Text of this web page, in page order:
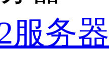
服务器